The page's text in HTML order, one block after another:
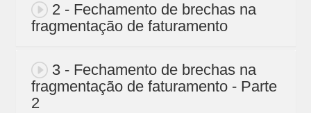
2 - Fechamento de brechas na
fragmentação de faturamento
3 - Fechamento de brechas na
fragmentação de faturamento - Parte
2